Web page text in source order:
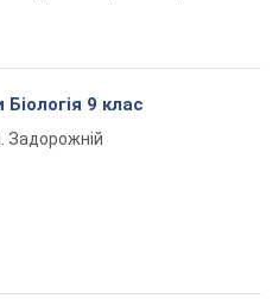
9 клас
Задорожній